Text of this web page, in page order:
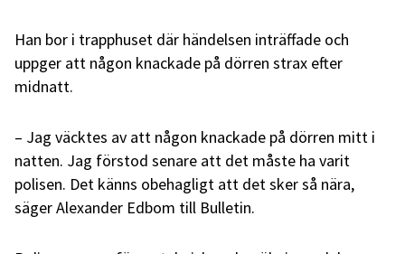
Han bor i trapphuset där händelsen inträffade och
uppger att någon knackade på dörren strax efter
midnatt.
– Jag väcktes av att någon knackade på dörren mitt i
natten. Jag förstod senare att det måste ha varit
polisen. Det känns obehagligt att det sker så nära,
säger Alexander Edbom till Bulletin.